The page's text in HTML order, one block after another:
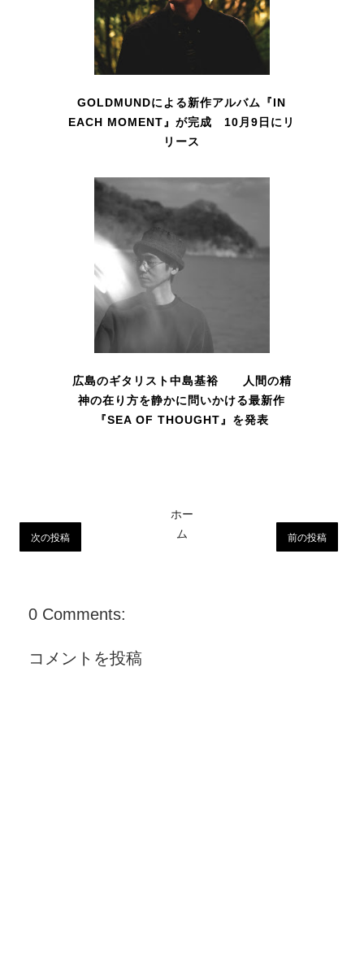
GOLDMUNDによる新作アルバム『IN
EACH MOMENT』が完成 10月9日にリ
リース
広島のギタリスト中島基裕 人間の精
神の在り方を静かに問いかける最新作
『SEA OF THOUGHT』を発表
次の投稿 前の投稿
ホー
ム
0 Comments:
コメントを投稿